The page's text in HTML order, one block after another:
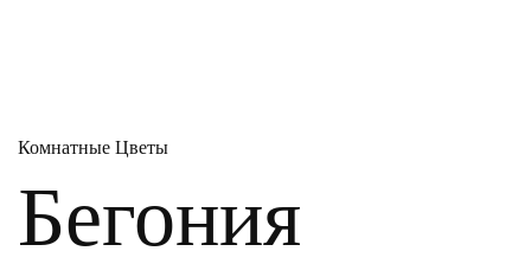
Комнатные Цветы
Бегония